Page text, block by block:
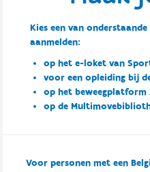
Kies een van
aanmelden:
op het e-loket van
voor een opleiding bij
op het beweegplatform
op de
Voor personen met een